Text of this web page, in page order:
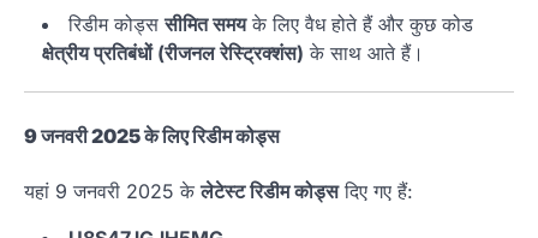
रिडीम कोड्ससीमित समयके लिए वैध होते हैं और कुछ कोड
क्षेत्रीय प्रतिबंधों (रीजनल रेस्ट्रिक्शंस) के साथ आते हैं।
9 जनवरी 2025 के लिए रिडीम कोड्स
यहां 9 जनवरी 2025 केलेटेस्ट रिडीम कोड्सदिए गए हैं: